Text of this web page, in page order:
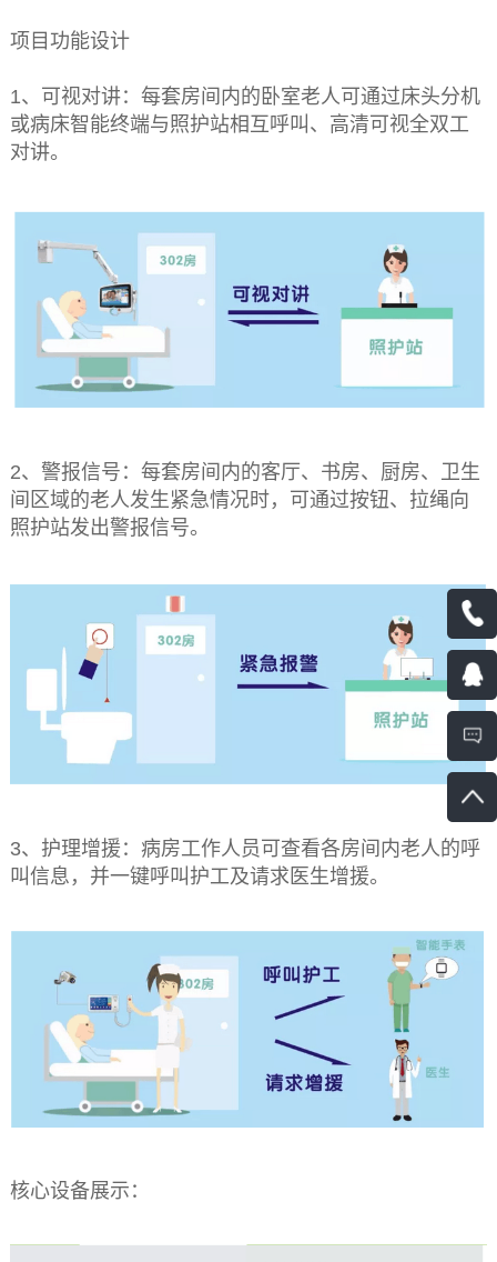
项目功能设计
1、可视对讲：每套房间内的卧室老人可通过床头分机
或病床智能终端与照护站相互呼叫、高清可视全双工
对讲。
2、警报信号：每套房间内的客厅、书房、厨房、卫生
间区域的老人发生紧急情况时，可通过按钮、拉绳向
照护站发出警报信号。
3、护理增援：病房工作人员可查看各房间内老人的呼
叫信息，并一键呼叫护工及请求医生增援。
核心设备展示：